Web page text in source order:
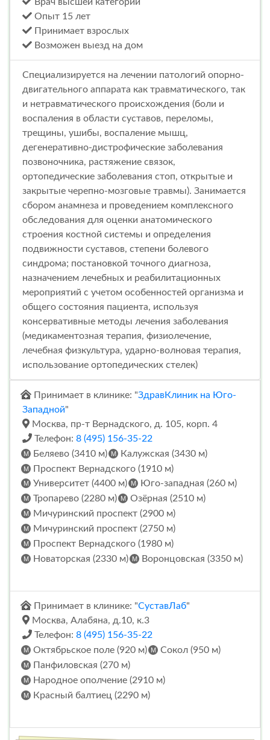
Опыт 15 лет
Принимает взрослых
Возможен выезд на дом
Специализируется на лечении патологий опорно-
двигательного аппарата как травматического, так
и нетравматического происхождения (боли и
воспаления в области суставов, переломы,
трещины, ушибы, воспаление мышц,
дегенеративно-дистрофические заболевания
позвоночника, растяжение связок,
ортопедические заболевания стоп, открытые и
закрытые черепно-мозговые травмы). Занимается
сбором анамнеза и проведением комплексного
обследования для оценки анатомического
строения костной системы и определения
подвижности суставов, степени болевого
синдрома; постановкой точного диагноза,
назначением лечебных и реабилитационных
мероприятий с учетом особенностей организма и
общего состояния пациента, используя
консервативные методы лечения заболевания
(медикаментозная терапия, физиолечение,
лечебная физкультура, ударно-волновая терапия,
использование ортопедических стелек)
Принимает в клинике: "ЗдравКлиник на Юго-
Западной"
Москва, пр-т Вернадского, д. 105, корп. 4
Телефон: 8 (495) 156-35-22
Беляево (3410 м)
Калужская (3430 м)
Проспект Вернадского (1910 м)
Университет (4400 м)
Юго-западная (260 м)
Тропарево (2280 м)
Озёрная (2510 м)
Мичуринский проспект (2900 м)
Мичуринский проспект (2750 м)
Проспект Вернадского (1980 м)
Новаторская (2330 м)
Воронцовская (3350 м)
Принимает в клинике: "СуставЛаб"
Москва, Алабяна, д.10, к.3
Телефон: 8 (495) 156-35-22
Октябрьское поле (920 м)
Сокол (950 м)
Панфиловская (270 м)
Народное ополчение (2910 м)
Красный балтиец (2290 м)